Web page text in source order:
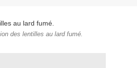
des lentilles au lard fumé.